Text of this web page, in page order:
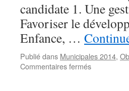
candidate 1. Une
Favoriser le
Enfance, …
Publié dans Municipales 2014,
Commentaires ferméssur